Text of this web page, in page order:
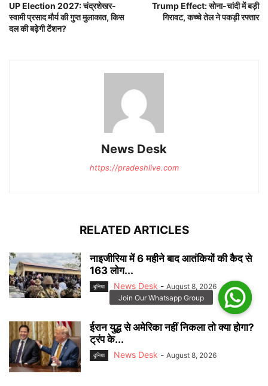
UP Election 2027: चंद्रशेखर-
स्वामी प्रसाद मौर्य की गुप्त मुलाकात, किस
दल की बढ़ेगी टेंशन?
Trump Effect: सोना-चांदी में बड़ी
गिरावट, कच्चे तेल ने पकड़ी रफ्तार
News Desk
https://pradeshlive.com
RELATED ARTICLES
नाइजीरिया में 6 महीने बाद आतंकियों की कैद से
163 लोग...
दुनिया News Desk - August 8, 2026
ईरान युद्ध से अमेरिका नहीं निकला तो क्या होगा?
ट्रंप के...
दुनिया News Desk - August 8, 2026